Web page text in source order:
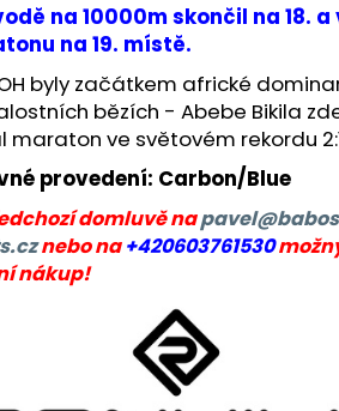
na 10000m skončil na 18. a
na 19. místě.
byly začátkem africké
bězích - Abebe Bikila
maraton ve světovém rekordu
provedení: Carbon/Blue
domluvě na
nebo na+420603761530
nákup!